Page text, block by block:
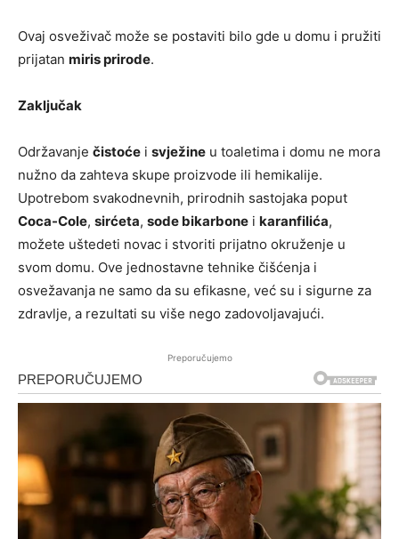
Ovaj osveživač može se postaviti bilo gde u domu i pružiti
prijatan miris prirode.
Zaključak
Održavanje čistoće i svježine u toaletima i domu ne mora
nužno da zahteva skupe proizvode ili hemikalije.
Upotrebom svakodnevnih, prirodnih sastojaka poput
Coca-Cole, sirćeta, sode bikarbone i karanfilića,
možete uštedeti novac i stvoriti prijatno okruženje u
svom domu. Ove jednostavne tehnike čišćenja i
osvežavanja ne samo da su efikasne, već su i sigurne za
zdravlje, a rezultati su više nego zadovoljavajući.
Preporučujemo